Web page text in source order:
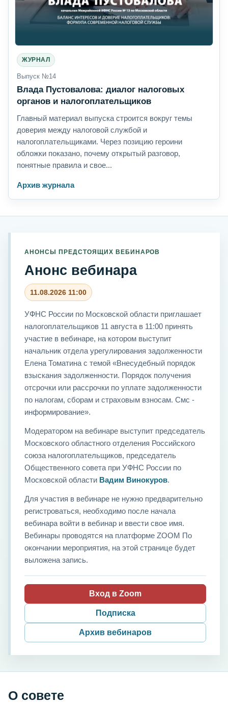
ЖУРНАЛ
Выпуск №14
Влада Пустовалова: диалог налоговых
органов и налогоплательщиков
Главный материал выпуска строится вокруг темы
доверия между налоговой службой и
налогоплательщиками. Через позицию героини
обложки показано, почему открытый разговор,
понятные правила и свое...
Архив журнала
АНОНСЫ ПРЕДСТОЯЩИХ ВЕБИНАРОВ
Анонс вебинара
11.08.2026 11:00
УФНС России по Московской области приглашает
налогоплательщиков 11 августа в 11:00 принять
участие в вебинаре, на котором выступит
начальник отдела урегулирования задолженности
Елена Томатина с темой «Внесудебный порядок
взыскания задолженности. Порядок получения
отсрочки или рассрочки по уплате задолженности
по налогам, сборам и страховым взносам. Смс -
информирование».
Модератором на вебинаре выступит председатель
Московского областного отделения Российского
союза налогоплательщиков, председатель
Общественного совета при УФНС России по
Московской области Вадим Винокуров.
Для участия в вебинаре не нужно предварительно
регистроваться, необходимо после начала
вебинара войти в вебинар и ввести свое имя.
Вебинары проводятся на платформе ZOOM По
окончании мероприятия, на этой странице будет
выложена запись.
Вход в Zoom
Подписка
Архив вебинаров
О совете